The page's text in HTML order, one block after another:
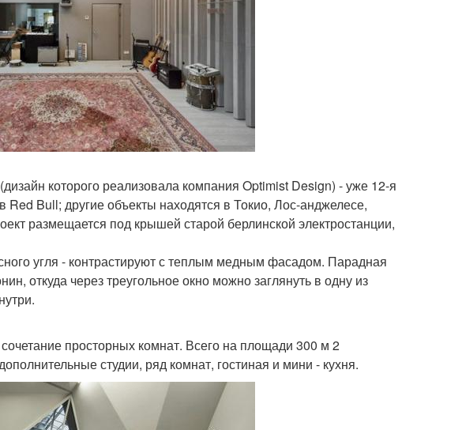
которого реализовала компания Optimist Design) - уже 12-я
Red Bull; другие объекты находятся в Токио, Лос-анджелесе,
размещается под крышей старой берлинской электростанции,
угля - контрастируют с теплым медным фасадом. Парадная
откуда через треугольное окно можно заглянуть в одну из
просторных комнат. Всего на площади 300 м 2
студии, ряд комнат, гостиная и мини - кухня.